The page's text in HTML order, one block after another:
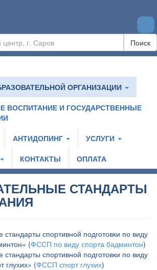
Поиск
ОРГАНИЗАЦИИ
ВОСПИТАНИЕ И ГОСУДАРСТВЕННЫЕ
АНТИДОПИНГ
УСЛУГИ
КОНТАКТЫ ОПЛАТА
СТАНДАРТЫ
спортивной подготовки по виду
(ФССП по виду спорта бадминтон)
спортивной подготовки по виду
глухих» (ФССП спорт глухих)